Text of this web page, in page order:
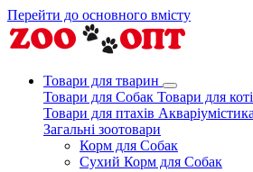
Перейти до основного вмісту
Товари для тварин
Товари для Собак Товари для
Товари для птахів
Загальні зоотовари
Корм для Собак
Сухий Корм для Собак